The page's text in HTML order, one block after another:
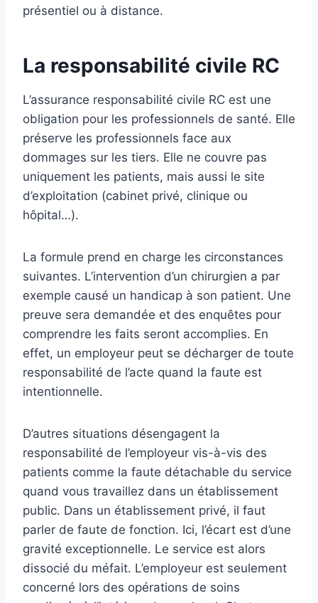
présentiel ou à distance.
La responsabilité civile RC
L’assurance responsabilité civile RC est une
obligation pour les professionnels de santé. Elle
préserve les professionnels face aux
dommages sur les tiers. Elle ne couvre pas
uniquement les patients, mais aussi le site
d’exploitation (cabinet privé, clinique ou
hôpital…).
La formule prend en charge les circonstances
suivantes. L’intervention d’un chirurgien a par
exemple causé un handicap à son patient. Une
preuve sera demandée et des enquêtes pour
comprendre les faits seront accomplies. En
effet, un employeur peut se décharger de toute
responsabilité de l’acte quand la faute est
intentionnelle.
D’autres situations désengagent la
responsabilité de l’employeur vis-à-vis des
patients comme la faute détachable du service
quand vous travaillez dans un établissement
public. Dans un établissement privé, il faut
parler de faute de fonction. Ici, l’écart est d’une
gravité exceptionnelle. Le service est alors
dissocié du méfait. L’employeur est seulement
concerné lors des opérations de soins